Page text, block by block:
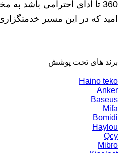
360 تا ادای احترامی باشد
امید که در این مسیر
برند های تحت پوشش
Haino teko
Anker
Baseus
Mifa
Bomidi
Haylou
Qcy
Mibro